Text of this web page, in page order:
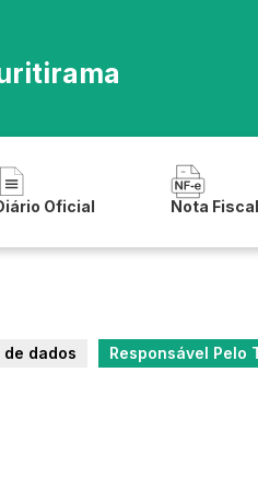
Oficial Nota Fiscal
dados Responsável Pelo